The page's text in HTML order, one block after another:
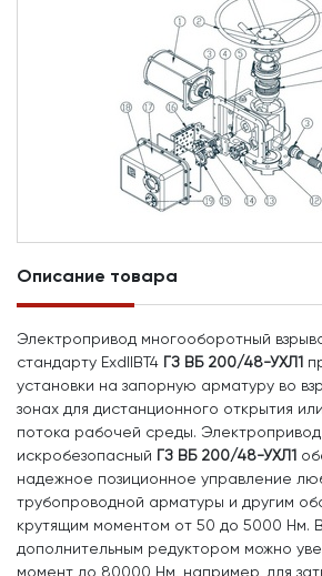
Описание товара
Электропривод многооборотный
стандарту ExdIIBT4 ГЗ ВБ 200/48-УХЛ1
установки на запорную арматуру во
зонах для дистанционного открытия
потока рабочей среды. Электропривод
искробезопасный ГЗ ВБ 200/48-УХЛ1
надежное позиционное управление
трубопроводной арматуры и другим
крутящим моментом от 50 до 5000 Нм.
дополнительным редуктором можно
момент до 80000 Нм, например, для